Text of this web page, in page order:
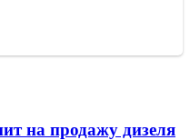
на продажу дизеля